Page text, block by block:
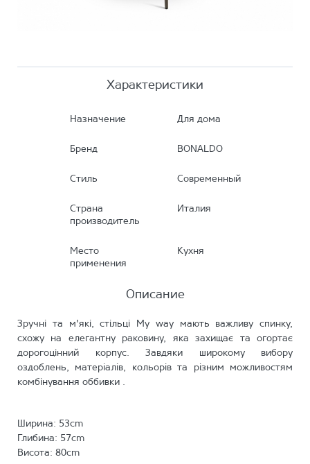
Характеристики
Назначение Для дома
Бренд BONALDO
Стиль Современный
Страна
производитель
Италия
Место
применения
Кухня
Описание
Зручні та м'які, стільці My way мають важливу спинку,
схожу на елегантну раковину, яка захищає та огортає
дорогоцінний корпус. Завдяки широкому вибору
оздоблень, матеріалів, кольорів та різним можливостям
комбінування оббивки .
Ширина: 53cm
Глибина: 57cm
Висота: 80cm